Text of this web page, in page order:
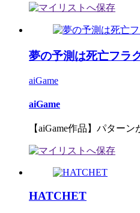
夢の予測は死亡フラ
aiGame
aiGame
【aiGame作品】パター
HATCHET